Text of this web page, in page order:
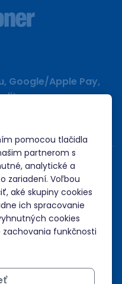
Google/Apple Pay,
pomocou tlačidla
partnerom s
analytické a
zariadení. Voľbou
aké skupiny cookies
ich spracovanie
cookies
funkčnosti